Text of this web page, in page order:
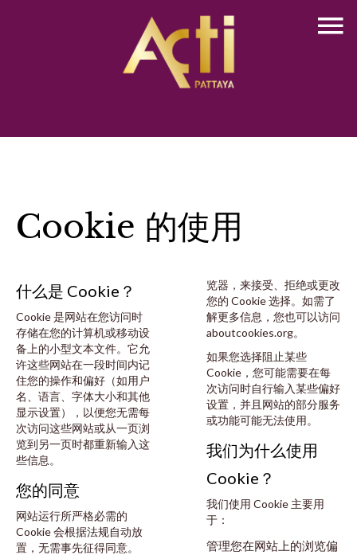
Cookie 的使用
什么是 Cookie？
Cookie 是网站在您访问时
存储在您的计算机或移动设
备上的小型文本文件。它允
许这些网站在一段时间内记
住您的操作和偏好（如用户
名、语言、字体大小和其他
显示设置），以便您无需每
次访问这些网站或从一页浏
览到另一页时都重新输入这
些信息。
您的同意
网站运行所严格必需的
Cookie 会根据法规自动放
置，无需事先征得同意。
览器，来接受、拒绝或更改
您的 Cookie 选择。如需了
解更多信息，您也可以访问
aboutcookies.org。
如果您选择阻止某些
Cookie，您可能需要在每
次访问时自行输入某些偏好
设置，并且网站的部分服务
或功能可能无法使用。
我们为什么使用
Cookie？
我们使用 Cookie 主要用
于：
管理您在网站上的浏览偏